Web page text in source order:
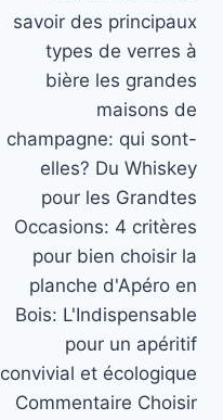
savoir des principaux
types de verres à
bière les grandes
maisons de
champagne: qui sont-
elles? Du Whiskey
pour les Grandtes
Occasions: 4 critères
pour bien choisir la
planche d'Apéro en
Bois: L'Indispensable
pour un apéritif
convivial et écologique
Commentaire Choisir